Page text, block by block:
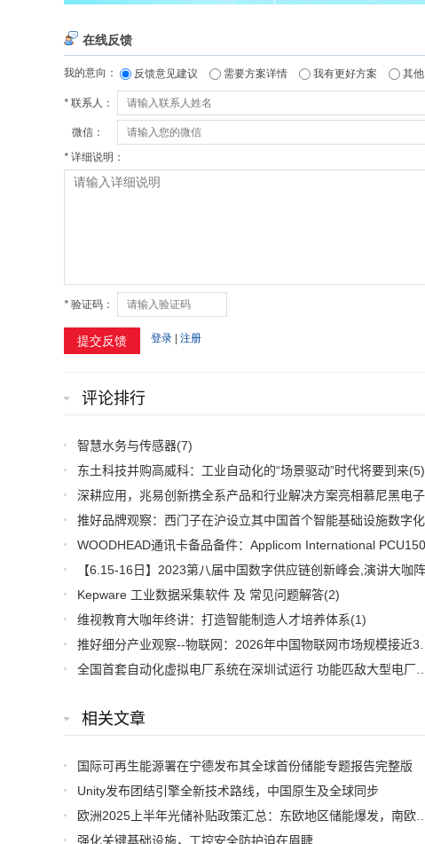
评论排行
智慧水务与传感器(7)
东土科技并购高威科：工业自动化的“场景驱动”时代将要到来(5)
Kepware 工业数据采集软件 及 常见问题解答(2)
维视教育大咖年终讲：打造智能制造人才培养体系(1)
相关文章
国际可再生能源署在宁德发布其全球首份储能专题报告完整版
Unity发布团结引擎全新技术路线，中国原生及全球同步
强化关键基础设施，工控安全防护迫在眉睫